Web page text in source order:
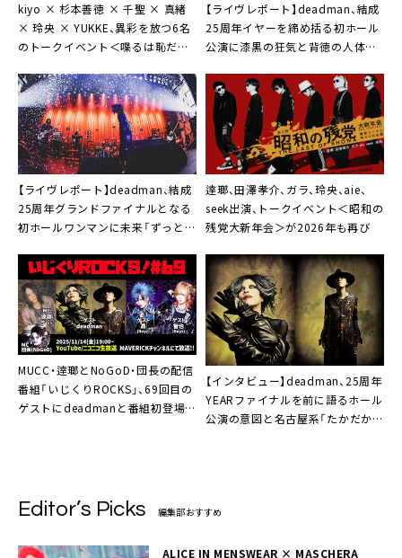
kiyo × 杉本善徳 × 千聖 × 真緒
× 玲央 × YUKKE、異彩を放つ6名
のトークイベント＜喋るは恥だが
【ライヴレポート】deadman、結成
25周年イヤーを締め括る初ホール
公演に漆黒の狂気と背徳の人体実
【ライヴレポート】deadman、結成
25周年グランドファイナルとなる
初ホールワンマンに未来「ずっとや
逹瑯、田澤孝介、ガラ、玲央、aie、
seek出演、トークイベント＜昭和の
残党大新年会＞が2026年も再び
MUCC・逹瑯とNoGoD・団長の配信
番組「いじくりROCKS」、69回目の
ゲストにdeadmanと番組初登場
【インタビュー】deadman、25周年
YEARファイナルを前に語るホール
公演の意図と名古屋系「たかだか音
Editor’s Picks 編集部おすすめ
ALICE IN MENSWEAR × MASCHERA